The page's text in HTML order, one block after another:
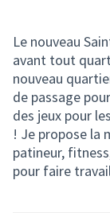
Le nouveau
avant tout
nouveau
de passage
des jeux pour
! Je propose la
patineur,
pour faire